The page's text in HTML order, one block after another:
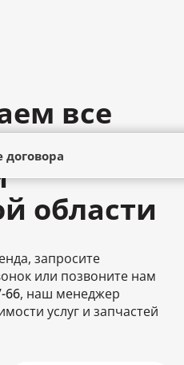
договора
все
области
запросите
или позвоните нам
66, наш менеджер
услуг и запчастей